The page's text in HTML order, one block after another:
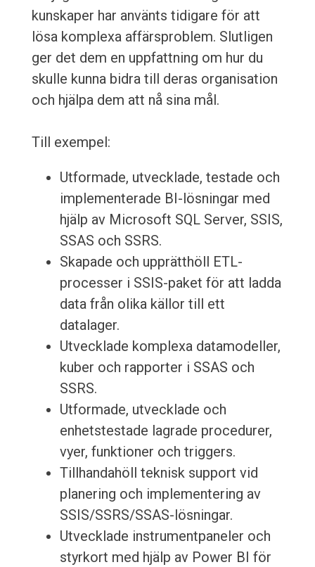
kunskaper har använts tidigare för att
lösa komplexa affärsproblem. Slutligen
ger det dem en uppfattning om hur du
skulle kunna bidra till deras organisation
och hjälpa dem att nå sina mål.
Till exempel:
Utformade, utvecklade, testade och
implementerade BI-lösningar med
hjälp av Microsoft SQL Server, SSIS,
SSAS och SSRS.
Skapade och upprätthöll ETL-
processer i SSIS-paket för att ladda
data från olika källor till ett
datalager.
Utvecklade komplexa datamodeller,
kuber och rapporter i SSAS och
SSRS.
Utformade, utvecklade och
enhetstestade lagrade procedurer,
vyer, funktioner och triggers.
Tillhandahöll teknisk support vid
planering och implementering av
SSIS/SSRS/SSAS-lösningar.
Utvecklade instrumentpaneler och
styrkort med hjälp av Power BI för